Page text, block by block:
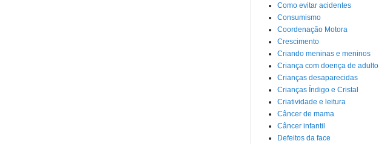
Como evitar acidentes
Consumismo
Coordenação Motora
Crescimento
Criando meninas e meninos
Criança com doença de adulto
Crianças desaparecidas
Crianças Índigo e Cristal
Criatividade e leitura
Câncer de mama
Câncer infantil
Defeitos da face